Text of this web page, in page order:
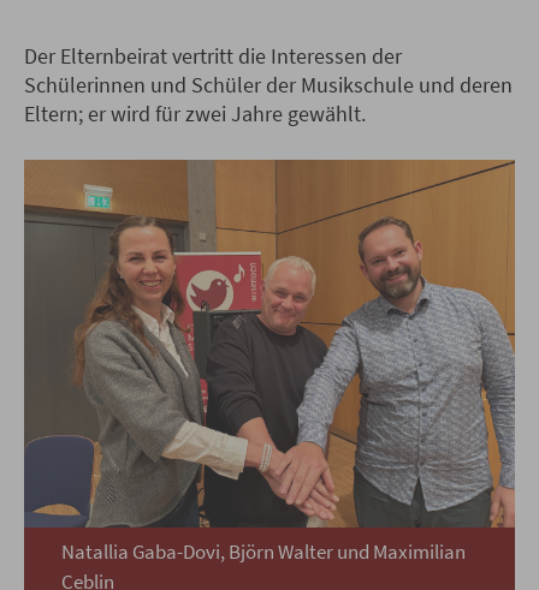
Natallia Gaba-Dovi, Björn Walter und Maximilian
Ceblin
Der Elternbeirat vertritt die Interessen der
Schülerinnen und Schüler der Musikschule und deren
Eltern; er wird für zwei Jahre gewählt.